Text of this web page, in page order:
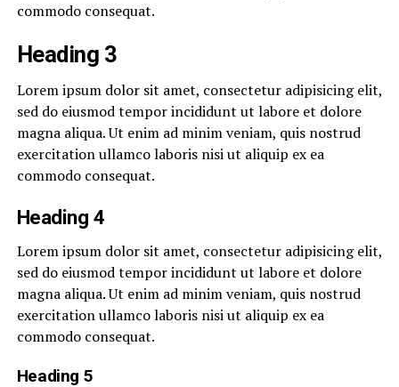
commodo consequat.
Heading 3
Lorem ipsum dolor sit amet, consectetur adipisicing elit,
sed do eiusmod tempor incididunt ut labore et dolore
magna aliqua. Ut enim ad minim veniam, quis nostrud
exercitation ullamco laboris nisi ut aliquip ex ea
commodo consequat.
Heading 4
Lorem ipsum dolor sit amet, consectetur adipisicing elit,
sed do eiusmod tempor incididunt ut labore et dolore
magna aliqua. Ut enim ad minim veniam, quis nostrud
exercitation ullamco laboris nisi ut aliquip ex ea
commodo consequat.
Heading 5